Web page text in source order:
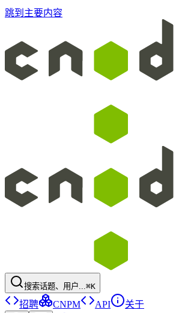
跳到主要内容
搜索话题、用户...⌘K
招聘 CNPM API
关于